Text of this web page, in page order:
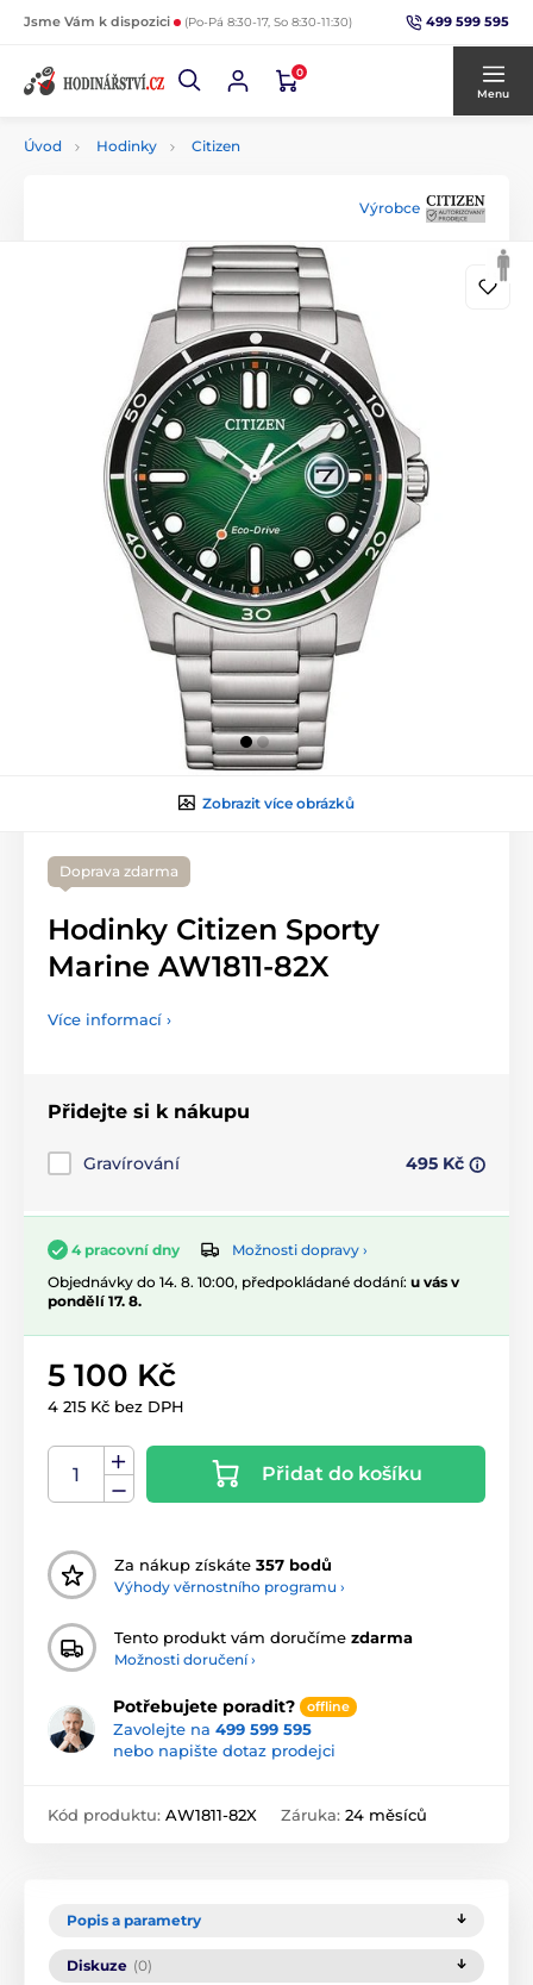
Jsme Vám k dispozici (Po-Pá 8:30-17, So 8:30-11:30) 499 599 595
0
Menu
Úvod Hodinky Citizen
Výrobce
Zobrazit více obrázků
Doprava zdarma
Hodinky Citizen Sporty
Marine AW1811-82X
Více informací ›
Přidejte si k nákupu
Gravírování 495 Kč
4 pracovní dny
Možnosti dopravy ›
Objednávky do 14. 8. 10:00, předpokládané dodání: u vás v
pondělí 17. 8.
5 100 Kč
4 215 Kč bez DPH
Přidat do košíku
Za nákup získáte 357 bodů
Výhody věrnostního programu ›
Tento produkt vám doručíme zdarma
Možnosti doručení ›
Potřebujete poradit? offline
Zavolejte na 499 599 595
nebo napište dotaz prodejci
Kód produktu: AW1811-82X Záruka: 24 měsíců
Popis a parametry
Diskuze (0)